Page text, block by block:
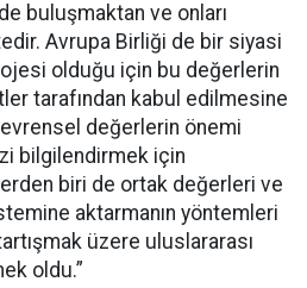
buluşmaktan ve onları
Avrupa Birliği de bir siyasi
olduğu için bu değerlerin
tarafından kabul edilmesine
değerlerin önemi
bilgilendirmek için
biri de ortak değerleri ve
aktarmanın yöntemleri
üzere uluslararası
oldu.”